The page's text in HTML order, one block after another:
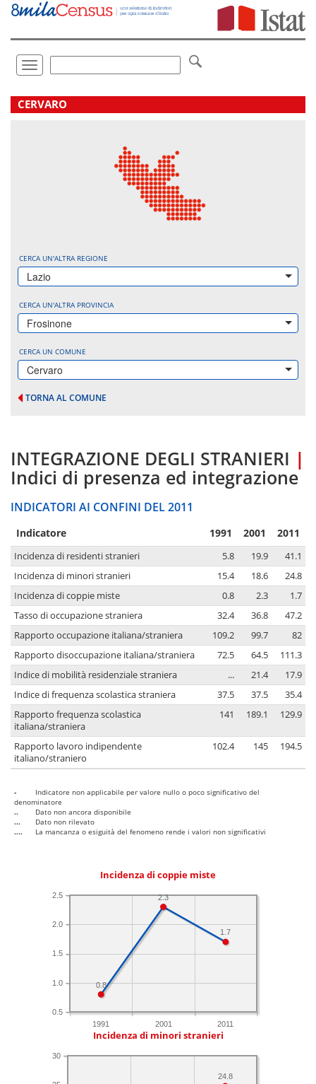
Vai
direttamente
Toggle
navigation
.
CERVARO
CERCA UN'ALTRA REGIONE
Lazio
CERCA UN'ALTRA PROVINCIA
Frosinone
CERCA UN COMUNE
Cervaro
TORNA AL COMUNE
INTEGRAZIONE DEGLI STRANIERI |
Indici di presenza ed integrazione
INDICATORI AI CONFINI DEL 2011
Indicatore 1991 2001 2011
Incidenza di residenti stranieri 5.8 19.9
41.1
Incidenza di minori stranieri
15.4 18.6
24.8
Incidenza di coppie miste
0.8 2.3
1.7
Tasso di occupazione straniera
32.4 36.8
47.2
Rapporto occupazione italiana/straniera
109.2 99.7
82
Rapporto disoccupazione italiana/straniera
72.5 64.5
111.3
Indice di mobilità residenziale straniera
... 21.4
17.9
Indice di frequenza scolastica straniera
37.5 37.5
35.4
Rapporto frequenza scolastica
italiana/straniera
141 189.1 129.9
Rapporto lavoro indipendente
italiano/straniero
102.4 145 194.5
-
Indicatore non applicabile per valore nullo o poco significativo del
denominatore
..
Dato non ancora disponibile
...
Dato non rilevato
....
La mancanza o esiguità del fenomeno rende i valori non significativi
Incidenza di coppie miste
1991 2001 2011
0.5
1.0
1.5
2.0
2.5
1.7
2.3
0.8
Incidenza di minori stranieri
30
24.8